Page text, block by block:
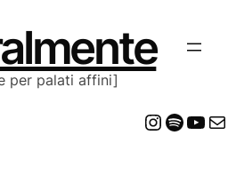
per palati affini]